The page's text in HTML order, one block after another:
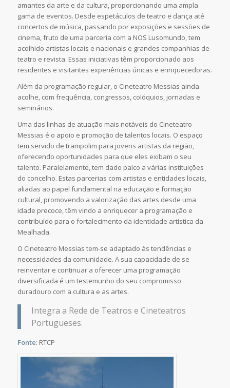
amantes da arte e da cultura, proporcionando uma ampla
gama de eventos. Desde espetáculos de teatro e dança até
concertos de música, passando por exposições e sessões de
cinema, fruto de uma parceria com a NOS Lusomundo, tem
acolhido artistas locais e nacionais e grandes companhias de
teatro e revista. Essas iniciativas têm proporcionado aos
residentes e visitantes experiências únicas e enriquecedoras.
Além da programação regular, o Cineteatro Messias ainda
acolhe, com frequência, congressos, colóquios, jornadas e
seminários.
Uma das linhas de atuação mais notáveis do Cineteatro
Messias é o apoio e promoção de talentos locais. O espaço
tem servido de trampolim para jovens artistas da região,
oferecendo oportunidades para que eles exibam o seu
talento. Paralelamente, tem dado palco a várias instituições
do concelho. Estas parcerias com artistas e entidades locais,
aliadas ao papel fundamental na educação e formação
cultural, promovendo a valorização das artes desde uma
idade precoce, têm vindo a enriquecer a programação e
contribuído para o fortalecimento da identidade artística da
Mealhada.
O Cineteatro Messias tem-se adaptado às tendências e
necessidades da comunidade. A sua capacidade de se
reinventar e continuar a oferecer uma programação
diversificada é um testemunho do seu compromisso
duradouro com a cultura e as artes.
Integra a Rede de Teatros e Cineteatros
Portugueses.
Fonte: RTCP